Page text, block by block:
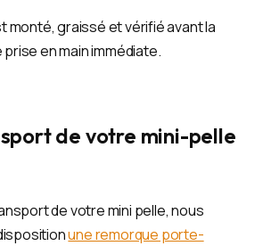
monté, graissé et vérifié avant la
en main immédiate.
de votre mini-pelle
de votre mini pelle, nous
une remorque porte-